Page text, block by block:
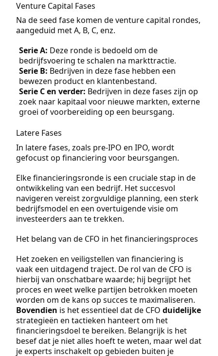
Venture Capital Fases
Na de seed fase komen de venture capital rondes,
aangeduid met A, B, C, enz.
Serie A: Deze ronde is bedoeld om de
bedrijfsvoering te schalen na markttractie.
Serie B: Bedrijven in deze fase hebben een
bewezen product en klantenbestand.
Serie C en verder: Bedrijven in deze fases zijn op
zoek naar kapitaal voor nieuwe markten, externe
groei of voorbereiding op een beursgang.
Latere Fases
In latere fases, zoals pre-IPO en IPO, wordt
gefocust op financiering voor beursgangen.
Elke financieringsronde is een cruciale stap in de
ontwikkeling van een bedrijf. Het succesvol
navigeren vereist zorgvuldige planning, een sterk
bedrijfsmodel en een overtuigende visie om
investeerders aan te trekken.
Het belang van de CFO in het financieringsproces
Het zoeken en veiligstellen van financiering is
vaak een uitdagend traject. De rol van de CFO is
hierbij van onschatbare waarde; hij begrijpt het
proces en weet welke partijen betrokken moeten
worden om de kans op succes te maximaliseren.
Bovendien is het essentieel dat de CFOduidelijke
strategieën en tactieken hanteert om het
financieringsdoel te bereiken. Belangrijk is het
besef dat je niet alles hoeft te weten, maar wel dat
je experts inschakelt op gebieden buiten je